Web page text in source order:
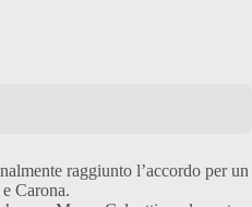
raggiunto l’accordo per un
Carona.